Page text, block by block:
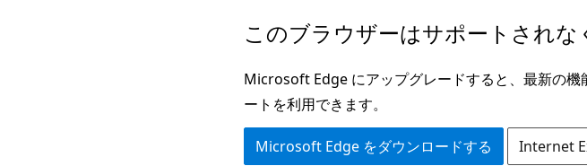
このブラウザーはサポートされな
Microsoft Edge にアップグレードすると、最新の
ートを利用できます。
Microsoft Edge をダウンロードする Internet